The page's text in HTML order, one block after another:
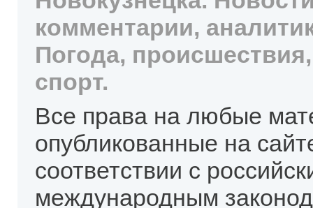
комментарии,
Погода,
спорт.
Все права на любые
опубликованные на
соответствии с
международным